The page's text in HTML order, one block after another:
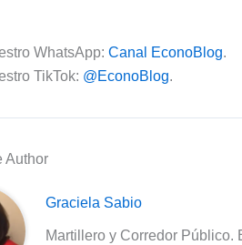
WhatsApp: Canal EconoBlog.
TikTok: @EconoBlog.
Author
Graciela Sabio
Martillero y Corredor